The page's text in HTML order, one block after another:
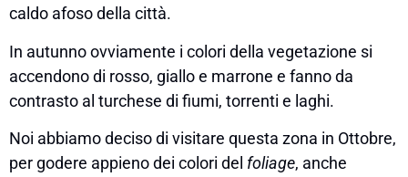
caldo afoso della città.
In autunno ovviamente i colori della vegetazione si
accendono di rosso, giallo e marrone e fanno da
contrasto al turchese di fiumi, torrenti e laghi.
Noi abbiamo deciso di visitare questa zona in Ottobre,
per godere appieno dei colori del foliage, anche